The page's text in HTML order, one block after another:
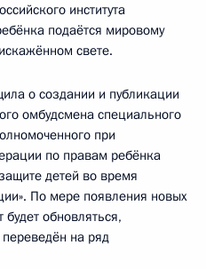
института
подаётся мировому
свете.
о создании и публикации
омбудсмена специального
при
по правам ребёнка
детей во время
По мере появления новых
будет обновляться,
на ряд